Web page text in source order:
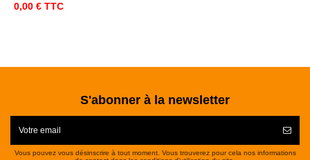
0,00 € TTC
S'abonner à la newsletter
Vous pouvez vous désinscrire à tout moment. Vous trouverez pour cela nos informations